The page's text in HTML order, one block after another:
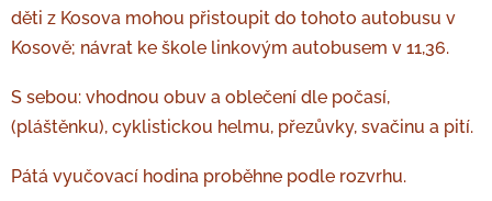
děti z Kosova mohou přistoupit do tohoto autobusu v
Kosově; návrat ke škole linkovým autobusem v 11,36.
S sebou: vhodnou obuv a oblečení dle počasí,
(pláštěnku), cyklistickou helmu, přezůvky, svačinu a pití.
Pátá vyučovací hodina proběhne podle rozvrhu.